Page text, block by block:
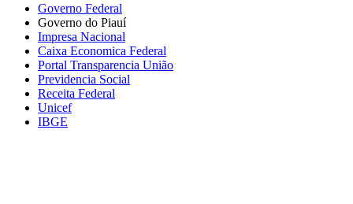
Governo Federal
Governo do Piauí
Impresa Nacional
Caixa Economica Federal
Portal Transparencia União
Previdencia Social
Receita Federal
Unicef
IBGE